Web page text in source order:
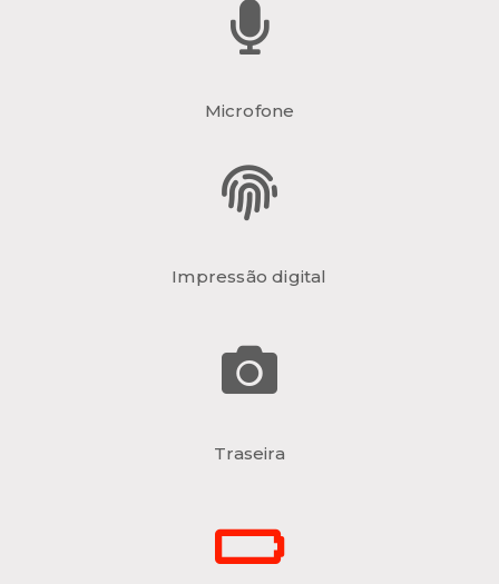
Microfone
Impressão digital
Traseira